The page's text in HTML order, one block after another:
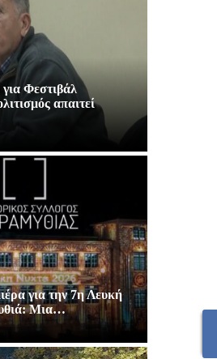
Φεστιβάλ
απαιτεί
για την 7η Λευκή
Μια…